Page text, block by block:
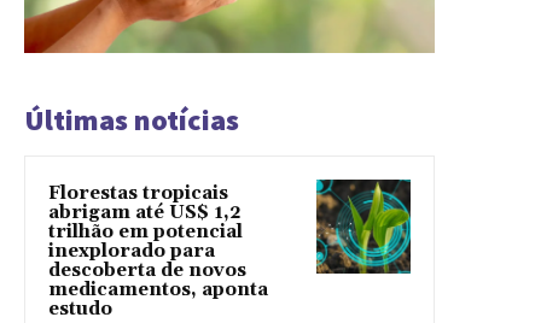
Últimas notícias
Florestas tropicais
abrigam até US$ 1,2
trilhão em potencial
inexplorado para
descoberta de novos
medicamentos, aponta
estudo